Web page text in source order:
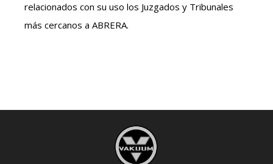
relacionados con su uso los Juzgados y Tribunales
más cercanos a ABRERA.